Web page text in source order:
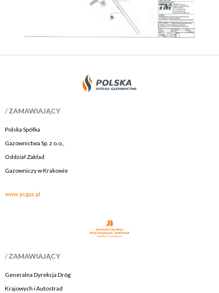
/ZAMAWIAJĄCY
Polska Spółka
Gazownictwa Sp. z o.o.,
Oddział Zakład
Gazowniczy w Krakowie
www.psgaz.pl
/ZAMAWIAJĄCY
Generalna Dyrekcja Dróg
Krajowych i Autostrad